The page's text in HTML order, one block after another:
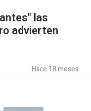
las
advierten
Hace 18 meses